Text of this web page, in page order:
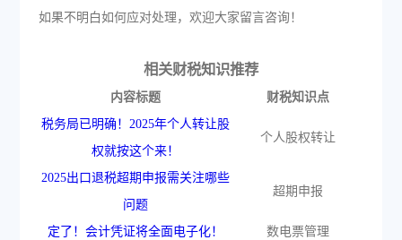
如果不明白如何应对处理，欢迎大家留言咨询！
相关财税知识推荐
内容标题
财税知识点
税务局已明确！2025年个人转让股
权就按这个来！
个人股权转让
2025出口退税超期申报需关注哪些
问题
超期申报
定了！会计凭证将全面电子化！
数电票管理